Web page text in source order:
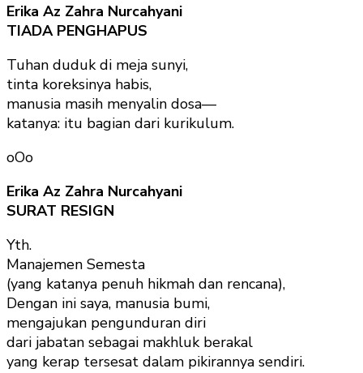
Erika Az Zahra Nurcahyani
TIADA PENGHAPUS
Tuhan duduk di meja sunyi,
tinta koreksinya habis,
manusia masih menyalin dosa—
katanya: itu bagian dari kurikulum.
oOo
Erika Az Zahra Nurcahyani
SURAT RESIGN
Yth.
Manajemen Semesta
(yang katanya penuh hikmah dan rencana),
Dengan ini saya, manusia bumi,
mengajukan pengunduran diri
dari jabatan sebagai makhluk berakal
yang kerap tersesat dalam pikirannya sendiri.